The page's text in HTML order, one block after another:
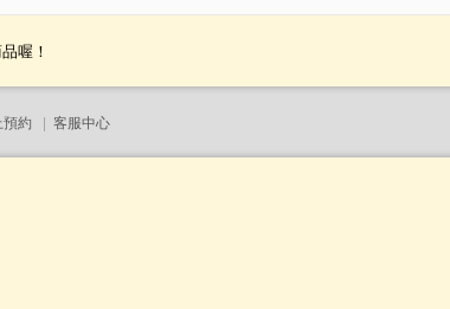
喔！
約 | 客服中心